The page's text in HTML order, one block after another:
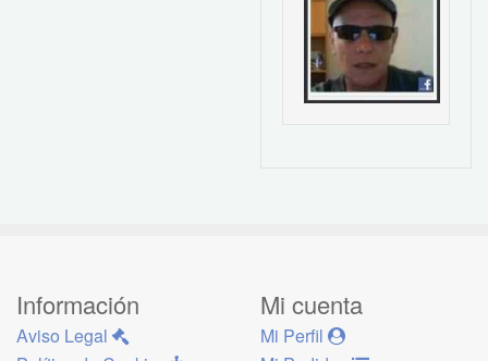
Información
Aviso Legal
Mi cuenta
Mi Perfil